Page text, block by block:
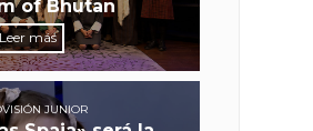
of Bhutan
Leer más
JUNIOR